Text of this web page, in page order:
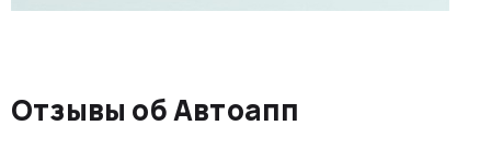
Отзывы об Автоапп